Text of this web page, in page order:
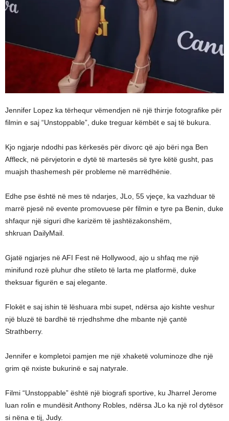
Jennifer Lopez ka tërhequr vëmendjen në një thirrje fotografike për
filmin e saj “Unstoppable”, duke treguar këmbët e saj të bukura.
Kjo ngjarje ndodhi pas kërkesës për divorc që ajo bëri nga Ben
Affleck, në përvjetorin e dytë të martesës së tyre këtë gusht, pas
muajsh thashemesh për probleme në marrëdhënie.
Edhe pse është në mes të ndarjes, JLo, 55 vjeçe, ka vazhduar të
marrë pjesë në evente promovuese për filmin e tyre pa Benin, duke
shfaqur një siguri dhe karizëm të jashtëzakonshëm,
shkruan DailyMail.
Gjatë ngjarjes në AFI Fest në Hollywood, ajo u shfaq me një
minifund rozë pluhur dhe stileto të larta me platformë, duke
theksuar figurën e saj elegante.
Flokët e saj ishin të lëshuara mbi supet, ndërsa ajo kishte veshur
një bluzë të bardhë të rrjedhshme dhe mbante një çantë
Strathberry.
Jennifer e kompletoi pamjen me një xhaketë voluminoze dhe një
grim që nxiste bukurinë e saj natyrale.
Filmi “Unstoppable” është një biografi sportive, ku Jharrel Jerome
luan rolin e mundësit Anthony Robles, ndërsa JLo ka një rol dytësor
si nëna e tij, Judy.